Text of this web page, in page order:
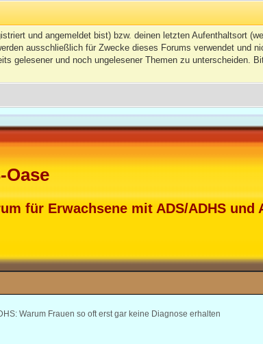
und angemeldet bist) bzw. deinen letzten Aufenthaltsort
ausschließlich für Zwecke dieses Forums verwendet und
gelesener und noch ungelesener Themen zu unterscheiden.
Oase
für Erwachsene mit ADS/ADHS und
Warum Frauen so oft erst gar keine Diagnose erhalten